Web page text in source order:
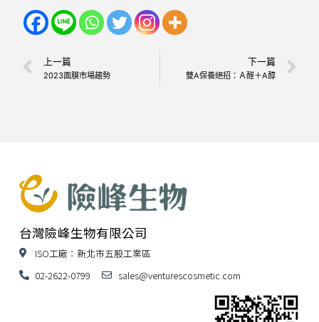
上一篇
2023面膜市場趨勢
下一篇
雙A保養絕招：Ａ醛＋A醇
台灣險峰生物有限公司
ISO工廠：新北市五股工業區
02-2622-0799
sales@venturescosmetic.com